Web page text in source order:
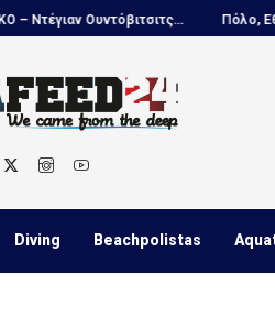
Ουντόβιτσιτς... Πόλο, Εθνική
Diving Beachpolistas